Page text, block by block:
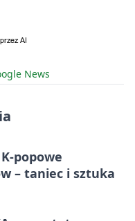
News
popowe
– taniec i sztuka